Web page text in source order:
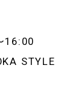
16:00
STYLE